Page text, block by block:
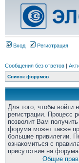
Вход Регистрация
Сообщения без ответов |
Список форумов
Для того, чтобы
регистрации. Процесс
позволит Вам
форума может также
большие привилегии.
ознакомиться с
присутствие на
Общие